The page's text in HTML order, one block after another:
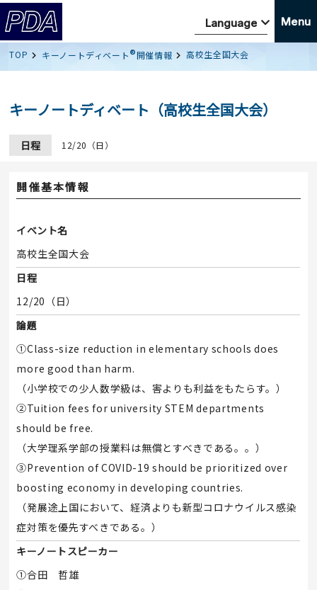
Menu
TOP キーノートディベート®開催情報 高校生全国大会
キーノートディベート（高校生全国大会）
日程 12/20（日）
開催基本情報
イベント名
高校生全国大会
日程
12/20（日）
論題
①Class-size reduction in elementary schools does
more good than harm.
（小学校での少人数学級は、害よりも利益をもたらす。）
②Tuition fees for university STEM departments
should be free.
（大学理系学部の授業料は無償とすべきである。。）
③Prevention of COVID-19 should be prioritized over
boosting economy in developing countries.
（発展途上国において、経済よりも新型コロナウイルス感染
症対策を優先すべきである。）
キーノートスピーカー
①合田 哲雄